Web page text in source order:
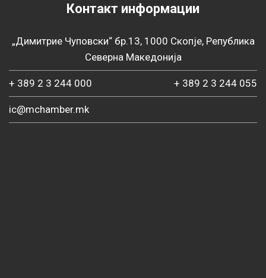
Контакт информации
„Димитрие Чуповски“ бр.13, 1000 Скопје, Република
Северна Македонија
+ 389 2 3 244 000 + 389 2 3 244 055
ic@mchamber.mk